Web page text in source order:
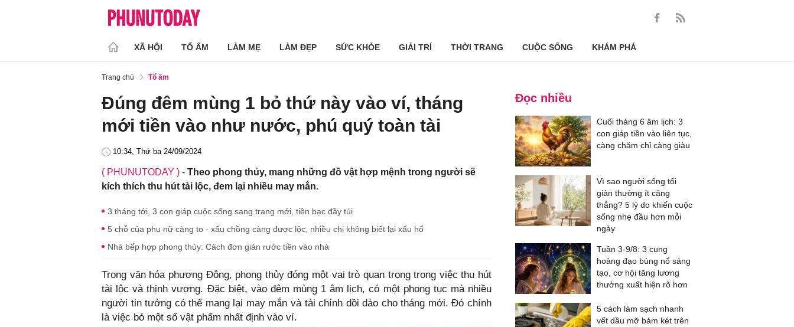
XÃ HỘI TỔ ẤM LÀM MẸ LÀM ĐẸP SỨC KHỎE GIẢI TRÍ THỜI TRANG CUỘC SỐNG KHÁM PHÁ
Trang chủ Tổ ấm
Đúng đêm mùng 1 bỏ thứ này vào ví, tháng
mới tiền vào như nước, phú quý toàn tài
10:34, Thứ ba 24/09/2024
( PHUNUTODAY ) - Theo phong thủy, mang những đồ vật hợp mệnh trong người sẽ
kích thích thu hút tài lộc, đem lại nhiều may mắn.
3 tháng tới, 3 con giáp cuộc sống sang trang mới, tiền bạc đầy túi
5 chỗ của phụ nữ càng to - xấu chồng càng được lộc, nhiều chị không biết lại xấu hổ
Nhà bếp hợp phong thủy: Cách đơn giản rước tiền vào nhà
Trong văn hóa phương Đông, phong thủy đóng một vai trò quan trọng trong việc thu hút
tài lộc và thịnh vượng. Đặc biệt, vào đêm mùng 1 âm lịch, có một phong tục mà nhiều
người tin tưởng có thể mang lại may mắn và tài chính dồi dào cho tháng mới. Đó chính
là việc bỏ một số vật phẩm nhất định vào ví.
Đọc nhiều
Cuối tháng 6 âm lịch: 3
con giáp tiền vào liên tục,
càng chăm chỉ càng giàu
Vì sao người sống tối
giản thường ít căng
thẳng? 5 lý do khiến cuộc
sống nhẹ đầu hơn mỗi
ngày
Tuần 3-9/8: 3 cung
hoàng đạo bùng nổ sáng
tạo, cơ hội tăng lương
thưởng xuất hiện rõ hơn
5 cách làm sạch nhanh
vết dầu mỡ bám két trên